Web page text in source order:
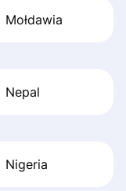
Mołdawia
Nepal
Nigeria